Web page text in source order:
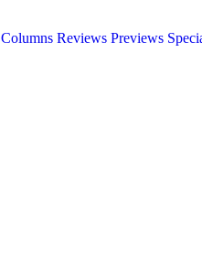
Columns Reviews Previews